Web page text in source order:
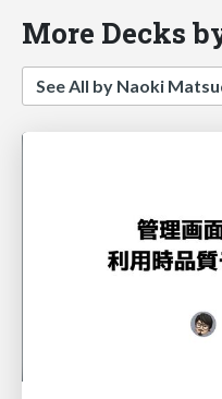
More Decks
See All by Naoki